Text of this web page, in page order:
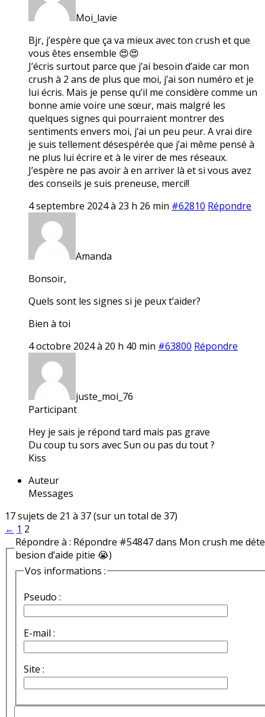
Moi_lavie
Bjr, j’espère que ça va mieux avec ton crush et que
vous êtes ensemble 😍😍
J’écris surtout parce que j’ai besoin d’aide car mon
crush à 2 ans de plus que moi, j’ai son numéro et je
lui écris. Mais je pense qu’il me considère comme un
bonne amie voire une sœur, mais malgré les
quelques signes qui pourraient montrer des
sentiments envers moi, j’ai un peu peur. A vrai dire
je suis tellement désespérée que j’ai même pensé à
ne plus lui écrire et à le virer de mes réseaux.
J’espère ne pas avoir à en arriver là et si vous avez
des conseils je suis preneuse, merci!!
4 septembre 2024 à 23 h 26 min #62810 Répondre
Amanda
Bonsoir,
Quels sont les signes si je peux t’aider?
Bien à toi
4 octobre 2024 à 20 h 40 min #63800 Répondre
juste_moi_76
Participant
Hey je sais je répond tard mais pas grave
Du coup tu sors avec Sun ou pas du tout ?
Kiss
Auteur
Messages
17 sujets de 21 à 37 (sur un total de 37)
← 1 2
Répondre à : Répondre #54847 dans Mon crush me
besion d’aide pitie 😭)
Vos informations :
Pseudo :
E-mail :
Site :